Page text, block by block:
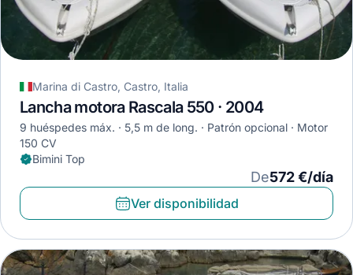
Marina di Castro, Castro, Italia
Lancha motora Rascala 550 · 2004
9 huéspedes máx. 5,5 m de long. Patrón opcional
Motor
150 CV
Bimini Top
De572 €/día
Ver disponibilidad